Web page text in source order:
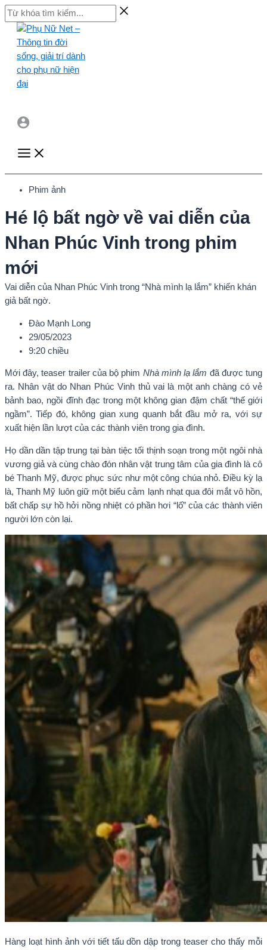
Skip
to
content
Từ
khóa
kiếm...
Main
Menu
Phim ảnh
Hé lộ bất ngờ về vai diễn của
Nhan Phúc Vinh trong phim
mới
Vai diễn của Nhan Phúc Vinh trong “Nhà mình lạ lắm” khiến khán
giả bất ngờ.
Đào Mạnh Long
29/05/2023
9:20 chiều
Mới đây, teaser trailer của bộ phim Nhà mình lạ lắm đã được tung
ra. Nhân vật do Nhan Phúc Vinh thủ vai là một anh chàng có vẻ
bảnh bao, ngồi đĩnh đạc trong một không gian đậm chất “thế giới
ngầm”. Tiếp đó, không gian xung quanh bắt đầu mở ra, với sự
xuất hiện lần lượt của các thành viên trong gia đình.
Họ dần dần tập trung tại bàn tiệc tối thịnh soạn trong một ngôi nhà
vương giả và cùng chào đón nhân vật trung tâm của gia đình là cô
bé Thanh Mỹ, được phục sức như một công chúa nhỏ. Điều kỳ lạ
là, Thanh Mỹ luôn giữ một biểu cảm lạnh nhạt qua đôi mắt vô hồn,
bất chấp sự hồ hởi nồng nhiệt có phần hơi “lố” của các thành viên
người lớn còn lại.
Hàng loạt hình ảnh với tiết tấu dồn dập trong teaser cho thấy mỗi